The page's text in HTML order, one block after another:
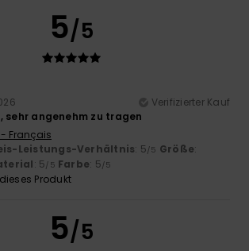
5/5
Verifizierter Kauf
sehr angenehm zu tragen
Français
Leistungs-Verhältnis: 5/5 Größe:
: 5/5 Farbe: 5/5
Produkt
5/5